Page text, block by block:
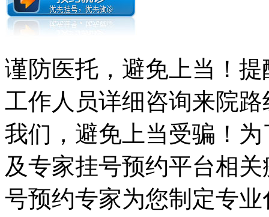
谨防医托，避免上当！
工作人员详细咨询来院
我们，避免上当受骗！
及专家挂号预约平台相
号预约专家为您制定专